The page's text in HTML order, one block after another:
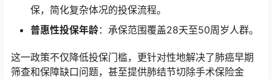
保，简化复杂体况的投保流程。
普惠性投保年龄：承保范围覆盖28天至50周岁人群。
这一政策不仅降低投保门槛，更针对性地解决了肺癌早期
筛查和保障缺口问题，甚至提供肺结节切除手术保险金